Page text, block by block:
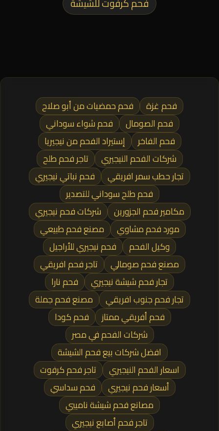
فحم غزة
فحم حمضيات من أبو صلاح
فحم الصومال
فحم شواء سوداني
فحم الفاخر
إستيراد الفحم من نيجيريا
شركات الفحم النيجيري
تاجر فحم طلح
تجار حطب سمر افريقي
فحم نباتي نيجيري
فحم طلح سوداني للتصدير
مكامير فحم الجزورين
شركات فحم نيجيري
مورد فحم مشاوي
مصنع فحم طبيعي
وكيل الفحم
فحم نيجيري للأراجيل
مصنع فحم صومالي
تاجر فحم افريقي
تجار فحم شيشة نيجيري
فحم نارا
تجار فحم جنوب افريقي
مصنع فحم جملة
فحم أفريقي ممتاز
فحم كودا
شركات الفحم في مصر
افضل شركات بيع فحم الشيشة
اسعار الفحم النيجيري
تاجر فحم كرفوت
أسعار فحم نيجيري
فحم سداسي
مصانع فحم شيشة ناميبي
تاجر فحم أصابع نيجيري